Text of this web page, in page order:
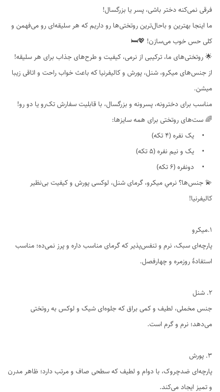
فرقی نمی‌کنه دختر باشی، پسر یا بزرگسال!
ما اینجا بهترین و باحال‌ترین روتختی‌ها رو داریم که هر سلیقه‌ای رو می‌فهمن و
کلی حس خوب می‌سازن! 💖🛏
🌟 روتختی‌های ما، ترکیبی از نرمی، کیفیت و طرح‌های جذاب برای هر سلیقه!
از جنس‌های میکرو، شنل، پورش و کالیفرنیا که باعث خواب راحت و اتاقی زیبا
میشن.
مناسب برای دخترونه، پسرونه و بزرگسال، با قابلیت سفارش تک‌رو یا دو رو!
🌈 ست‌های روتختی برای همه سایزها:
• یک نفره (4 تکه)
• یک و نیم نفره (5 تکه)
• دونفره (6 تکه)
💫 جنس‌ها؟ نرمیِ میکرو، گرمای شنل، لوکسی پورش و کیفیت بی‌نظیر
کالیفرنیا!
1.میکرو
پارچه‌ای سبک، نرم و تنفس‌پذیر که گرمای مناسب داره و پرز نمی‌ده؛ مناسب
استفادهٔ روزمره و چهارفصل.
۲. شنل
جنس مخملی، لطیف و کمی براق که جلوه‌ای شیک و لوکس به روتختی
می‌دهد؛ نرم و گرم است.
۳. پورش
پارچه‌ای ضدچروک، با دوام و لطیف که سطحی صاف و مرتب دارد؛ ظاهر مدرن
و تمیز ایجاد می‌کند.